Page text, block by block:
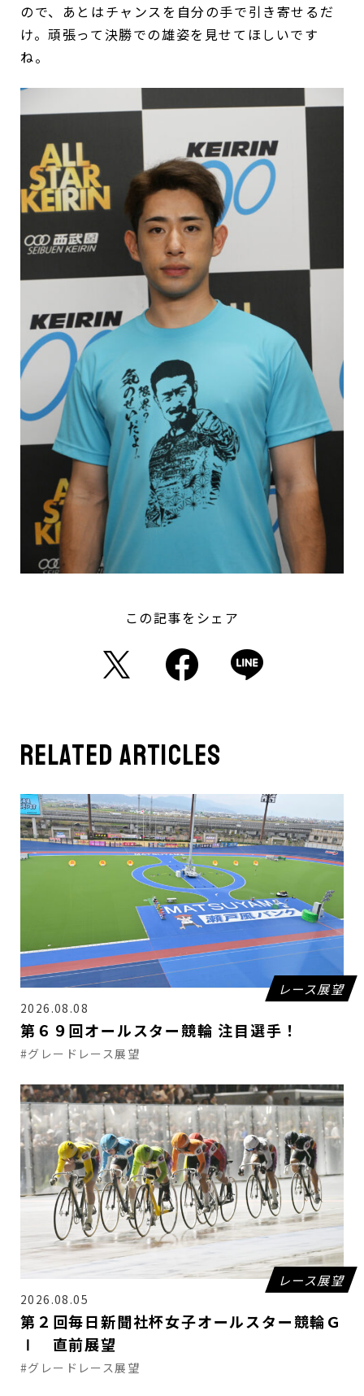
ので、あとはチャンスを自分の手で引き寄せるだ
け。頑張って決勝での雄姿を見せてほしいです
ね。
この記事をシェア
related articles
レース展望
2026.08.08
第６９回オールスター競輪 注目選手！
#グレードレース展望
レース展望
2026.08.05
第２回毎日新聞社杯女子オールスター競輪Ｇ
Ⅰ 直前展望
#グレードレース展望